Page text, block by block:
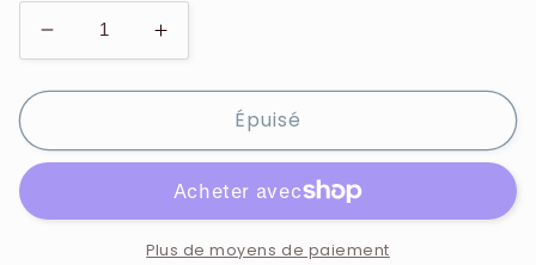
Réduire
la
quantité
Estee
Rouge
Augmenter
la
quantité
Estee
Rouge
Sculptant
Épuisé
Plus de moyens de paiement